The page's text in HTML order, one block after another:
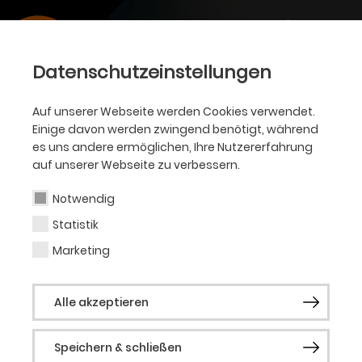
Datenschutzeinstellungen
Auf unserer Webseite werden Cookies verwendet.
Einige davon werden zwingend benötigt, während
es uns andere ermöglichen, Ihre Nutzererfahrung
auf unserer Webseite zu verbessern.
Notwendig
Statistik
Marketing
Alle akzeptieren
Speichern & schließen